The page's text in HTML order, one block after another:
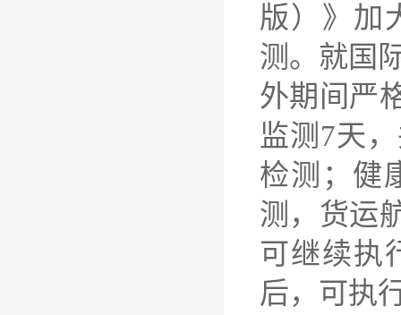
版）》加
测。就国
外期间严
监测7天
检测；健
测，货运
可继续执
后，可执